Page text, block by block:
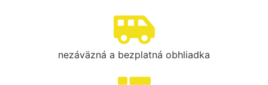
nezáväzná a bezplatná obhliadka